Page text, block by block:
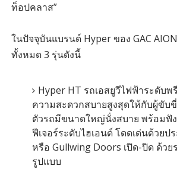
ท็อปคลาส”
ในปัจจุบันแบรนด์ Hyper ของ GAC
ทั้งหมด 3 รุ่นดังนี้
Hyper HT รถเอสยูวีไฟฟ้าระดับพ
ความสะดวกสบายสูงสุดให้กับผู้ขับ
ตัวรถมีขนาดใหญ่นั่งสบาย พร้อมฟั
ฟีเจอร์ระดับไฮเอนด์ โดดเด่นด้วยป
หรือ Gullwing Doors เปิด-ปิด ด้วย
รูปแบบ